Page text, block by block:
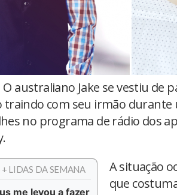
O australiano Jake se vestiu de
traindo com seu irmão
no programa de rádio dos
LIDAS DA SEMANA
me levou a fazer
A situação
que